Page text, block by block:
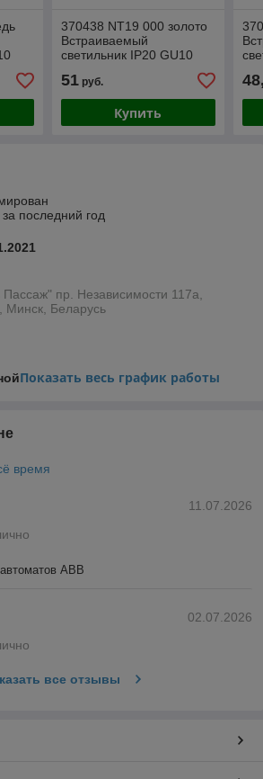
370438 NT19 000 золото
Встраиваемый
светильник IP20 GU10
51руб.
Купить
последний год
пр. Независимости 117а,
Минск, Беларусь
Показать весь график работы
время
11.07.2026
ABB
02.07.2026
все отзывы